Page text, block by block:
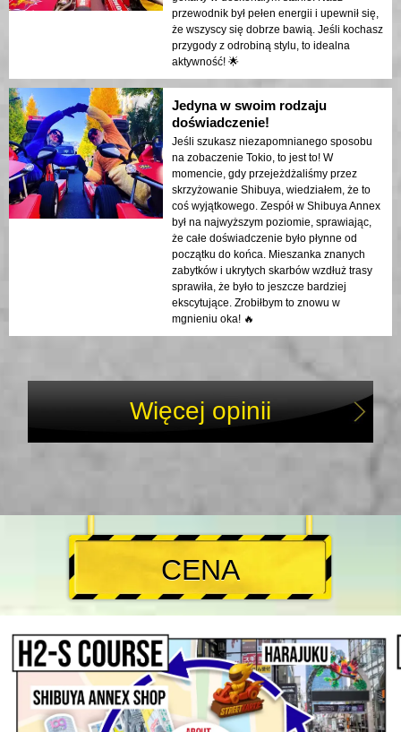
przewodnik był pełen energii i upewnił się,
że wszyscy się dobrze bawią. Jeśli kochasz
przygody z odrobiną stylu, to idealna
aktywność! 🌟
Jedyna w swoim rodzaju
doświadczenie!
Jeśli szukasz niezapomnianego sposobu
na zobaczenie Tokio, to jest to! W
momencie, gdy przejeżdżaliśmy przez
skrzyżowanie Shibuya, wiedziałem, że to
coś wyjątkowego. Zespół w Shibuya Annex
był na najwyższym poziomie, sprawiając,
że całe doświadczenie było płynne od
początku do końca. Mieszanka znanych
zabytków i ukrytych skarbów wzdłuż trasy
sprawiła, że było to jeszcze bardziej
ekscytujące. Zrobiłbym to znowu w
mgnieniu oka! 🔥
Więcej opinii
CENA